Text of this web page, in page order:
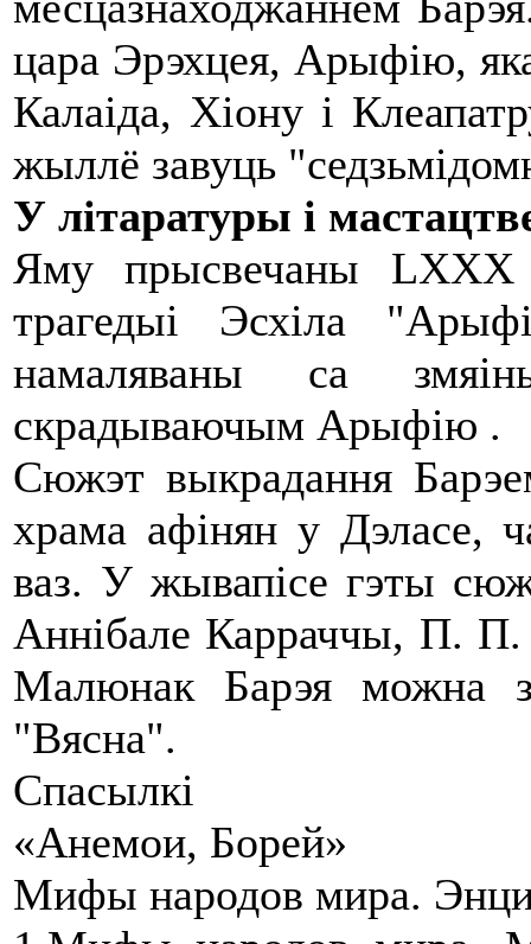
цара Эрэхцея, Арыфію,
Калаіда, Хіону і
жыллё завуць
У літаратуры і
Яму прысвечаны LXXX
трагедыі Эсхіла
намаляваны са
скрадываючым Арыфію .
Сюжэт выкрадання
храма афінян у Дэласе,
ваз. У жывапісе гэты
Аннібале Карраччы, П.
Малюнак Барэя можна
"Вясна".
Спасылкі
«Анемои, Борей»
Мифы народов мира.